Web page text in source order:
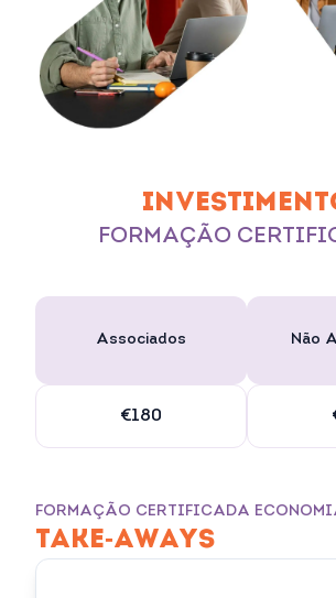
FORMAÇÃO
Associados
€180
Não
FORMAÇÃO CERTIFICADA
TAKE-AWAYS